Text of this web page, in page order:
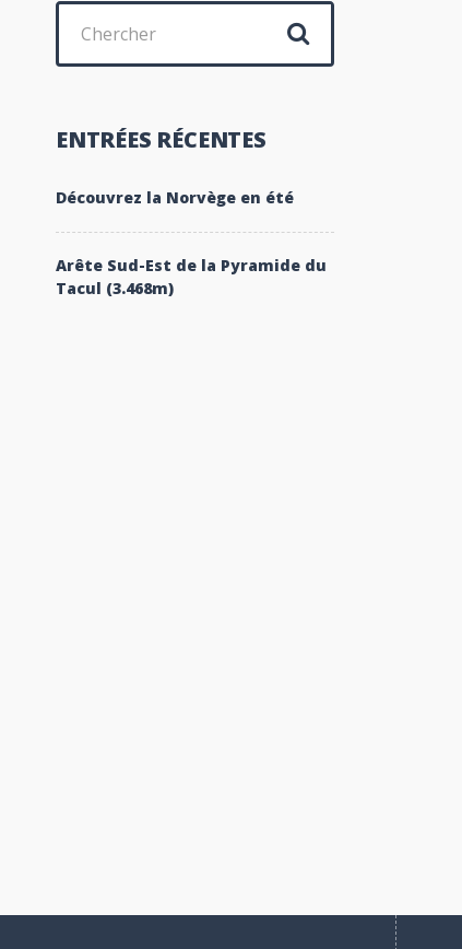
Chercher
ENTRÉES RÉCENTES
Découvrez la Norvège en été
Arête Sud-Est de la Pyramide du
Tacul (3.468m)